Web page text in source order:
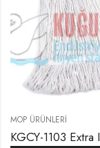
KGCY-1103 Extra Islak Mop Geniş 500 GR